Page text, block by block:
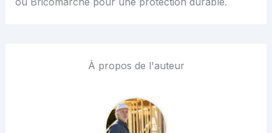
À propos de l'auteur